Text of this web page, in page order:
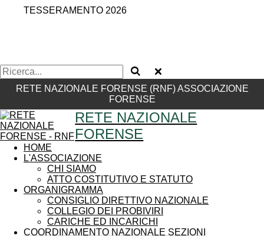
TESSERAMENTO 2026
RETE NAZIONALE FORENSE (RNF) ASSOCIAZIONE
FORENSE
RETE NAZIONALE
FORENSE
HOME
L'ASSOCIAZIONE
CHI SIAMO
ATTO COSTITUTIVO E STATUTO
ORGANIGRAMMA
CONSIGLIO DIRETTIVO NAZIONALE
COLLEGIO DEI PROBIVIRI
CARICHE ED INCARICHI
COORDINAMENTO NAZIONALE SEZIONI